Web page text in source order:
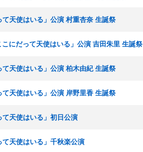
天使はいる」公演 村重杏奈 生誕祭
にだって天使はいる」公演 吉田朱里 生誕祭
天使はいる」公演 柏木由紀 生誕祭
天使はいる」公演 岸野里香 生誕祭
天使はいる」初日公演
天使はいる」千秋楽公演